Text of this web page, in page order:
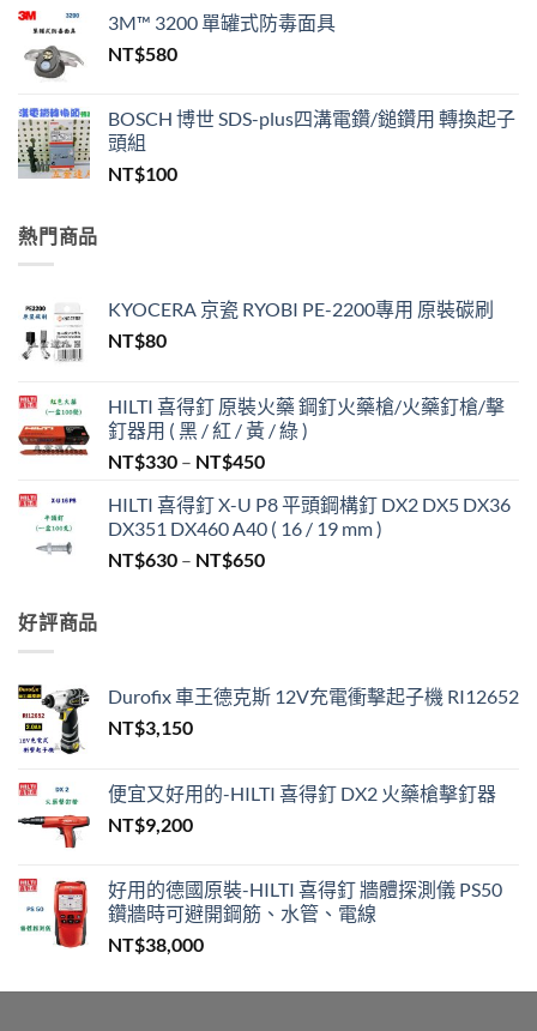
價
價
3M™ 3200 單罐式防毒面具
NT$580
BOSCH 博世 SDS-plus四溝電鑽/鎚鑽用 轉換起子
頭組
NT$100
熱門商品
KYOCERA 京瓷 RYOBI PE-2200專用 原裝碳刷
NT$80
HILTI 喜得釘 原裝火藥 鋼釘火藥槍/火藥釘槍/擊
釘器用 ( 黑 / 紅 / 黃 / 綠 )
NT$330 – NT$450價
範
圍：
NT$330
HILTI 喜得釘 X-U P8 平頭鋼構釘 DX2 DX5 DX36
DX351 DX460 A40 ( 16 / 19 mm )
NT$630 – NT$650價
到
NT$650
好評商品
Durofix 車王德克斯 12V充電衝擊起子機 RI12652
NT$3,150
便宜又好用的-HILTI 喜得釘 DX2 火藥槍擊釘器
NT$9,200
好用的德國原裝-HILTI 喜得釘 牆體探測儀 PS50
鑽牆時可避開鋼筋、水管、電線
NT$38,000